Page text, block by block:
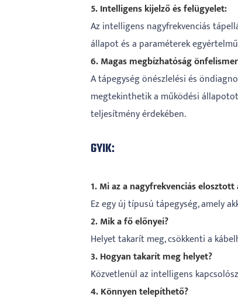
5. Intelligens kijelző és felügyelet:
Az intelligens nagyfrekvenciás
állapot és a paraméterek
6. Magas megbízhatóság
A tápegység önészlelési és
megtekinthetik a működési
teljesítmény érdekében.
GYIK:
1. Mi az a nagyfrekvenciás
Ez egy új típusú tápegység, amely
2. Mik a fő előnyei?
Helyet takarít meg, csökkenti a
3. Hogyan takarít meg helyet?
Közvetlenül az intelligens
4. Könnyen telepíthető?